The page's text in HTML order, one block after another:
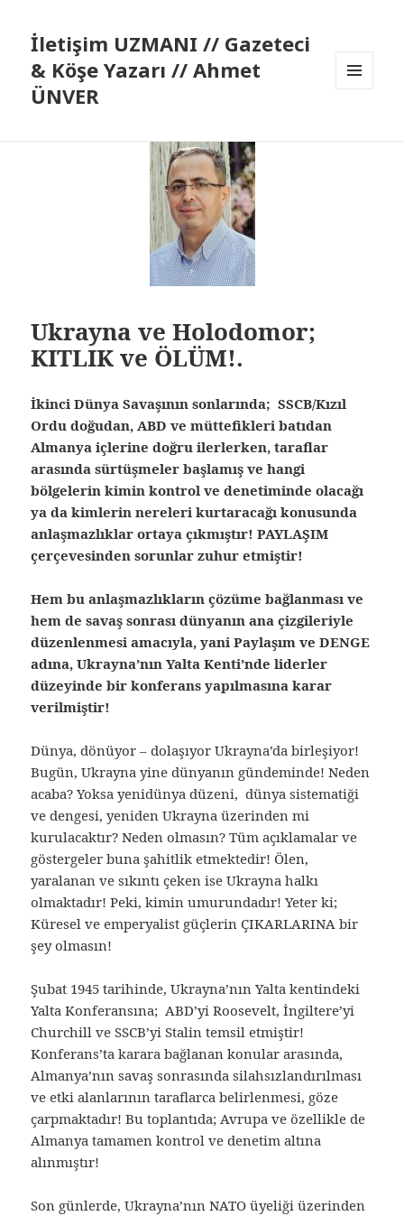
İletişim UZMANI // Gazeteci
& Köşe Yazarı // Ahmet
ÜNVER
Ukrayna ve Holodomor;
KITLIK ve ÖLÜM!.
İkinci Dünya Savaşının sonlarında; SSCB/Kızıl
Ordu doğudan, ABD ve müttefikleri batıdan
Almanya içlerine doğru ilerlerken, taraflar
arasında sürtüşmeler başlamış ve hangi
bölgelerin kimin kontrol ve denetiminde olacağı
ya da kimlerin nereleri kurtaracağı konusunda
anlaşmazlıklar ortaya çıkmıştır! PAYLAŞIM
çerçevesinden sorunlar zuhur etmiştir!
Hem bu anlaşmazlıkların çözüme bağlanması ve
hem de savaş sonrası dünyanın ana çizgileriyle
düzenlenmesi amacıyla, yani Paylaşım ve DENGE
adına, Ukrayna’nın Yalta Kenti’nde liderler
düzeyinde bir konferans yapılmasına karar
verilmiştir!
Dünya, dönüyor – dolaşıyor Ukrayna’da birleşiyor!
Bugün, Ukrayna yine dünyanın gündeminde! Neden
acaba? Yoksa yenidünya düzeni, dünya sistematiği
ve dengesi, yeniden Ukrayna üzerinden mi
kurulacaktır? Neden olmasın? Tüm açıklamalar ve
göstergeler buna şahitlik etmektedir! Ölen,
yaralanan ve sıkıntı çeken ise Ukrayna halkı
olmaktadır! Peki, kimin umurundadır! Yeter ki;
Küresel ve emperyalist güçlerin ÇIKARLARINA bir
şey olmasın!
Şubat 1945 tarihinde, Ukrayna’nın Yalta kentindeki
Yalta Konferansına; ABD’yi Roosevelt, İngiltere’yi
Churchill ve SSCB’yi Stalin temsil etmiştir!
Konferans’ta karara bağlanan konular arasında,
Almanya’nın savaş sonrasında silahsızlandırılması
ve etki alanlarının taraflarca belirlenmesi, göze
çarpmaktadır! Bu toplantıda; Avrupa ve özellikle de
Almanya tamamen kontrol ve denetim altına
alınmıştır!
Son günlerde, Ukrayna’nın NATO üyeliği üzerinden